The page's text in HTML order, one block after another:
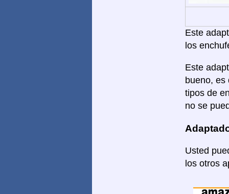
Este
los
Este
bueno, es
tipos de
no se
Usted
los otros